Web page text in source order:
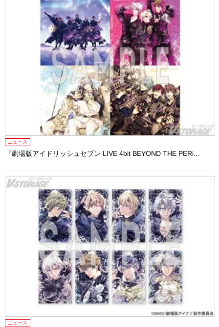
ニュース
『劇場版アイドリッシュセブン LIVE 4bit BEYOND THE PERi...
ニュース